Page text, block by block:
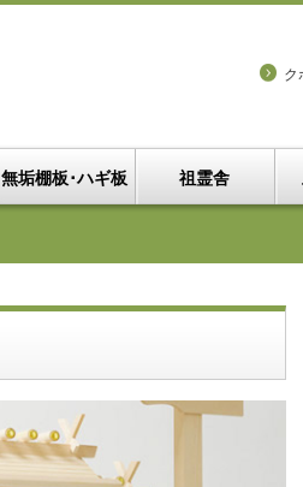
ク
無垢棚板･ハギ板 祖霊舎